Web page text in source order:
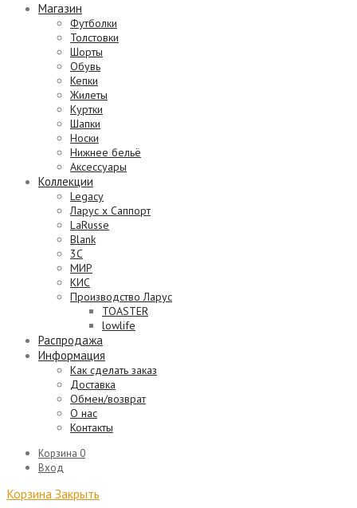
Магазин
Футболки
Толстовки
Шорты
Обувь
Кепки
Жилеты
Куртки
Шапки
Носки
Нижнее бельё
Аксессуары
Коллекции
Legacy
Ларус х Саппорт
LaRusse
Blank
3C
МИР
КИС
Производство Ларус
TOASTER
lowlife
Распродажа
Информация
Как сделать заказ
Доставка
Обмен/возврат
О нас
Контакты
Корзина 0
Вход
Корзина Закрыть